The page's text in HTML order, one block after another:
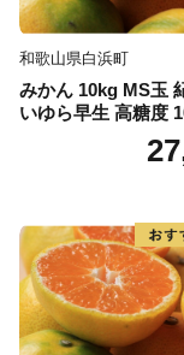
和歌山県白浜町
みかん 10kg MS玉
いゆら早生 高糖度
発送 マルチ被覆栽培